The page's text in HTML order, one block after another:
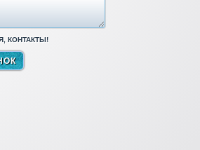
КОНТАКТЫ!